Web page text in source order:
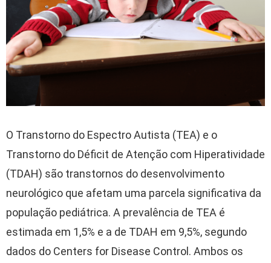
O Transtorno do Espectro Autista (TEA) e o
Transtorno do Déficit de Atenção com Hiperatividade
(TDAH) são transtornos do desenvolvimento
neurológico que afetam uma parcela significativa da
população pediátrica. A prevalência de TEA é
estimada em 1,5% e a de TDAH em 9,5%, segundo
dados do Centers for Disease Control. Ambos os